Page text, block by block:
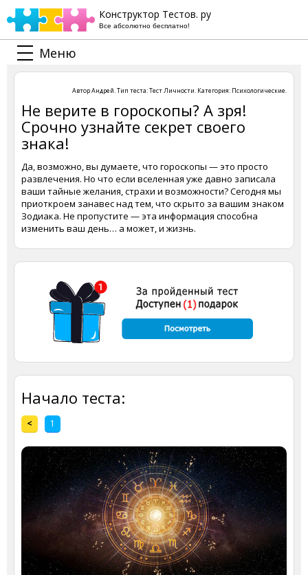
Конструктор Тестов. ру
Все абсолютно бесплатно!
Меню
АвторАндрей. Тип теста:Тест Личности. Категория: Психологические.
Не верите в гороскопы? А зря!
Срочно узнайте секрет своего
знака!
Да, возможно, вы думаете, что гороскопы — это просто
развлечения. Но что если вселенная уже давно записала
ваши тайные желания, страхи и возможности? Сегодня мы
приоткроем занавес над тем, что скрыто за вашим знаком
Зодиака. Не пропустите — эта информация способна
изменить ваш день… а может, и жизнь.
Начало теста:
< 1